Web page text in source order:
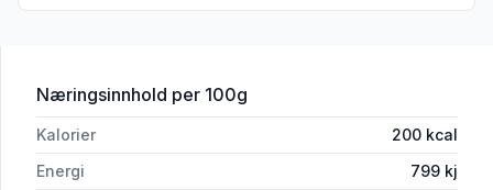
Næringsinnhold for 'Kjøtpølse Storfe Økologisk'
per 100g
Kalorier 200 kcal
Energi
799 kj